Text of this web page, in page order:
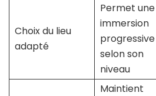
Choix du lieu
adapté
Permet une
immersion
progressive
selon son
niveau
Maintient